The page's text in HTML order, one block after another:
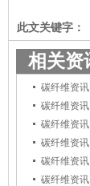
此文关键字：
相关资
碳纤维资
碳纤维资
碳纤维资
碳纤维资
碳纤维资
碳纤维资